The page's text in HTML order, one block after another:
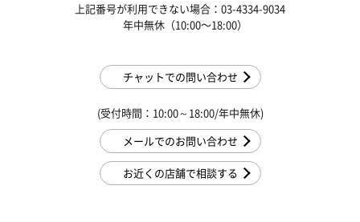
上記番号が利用できない場合：03-4334-9034
年中無休（10:00〜18:00）
チャットでの問い合わせ
(受付時間：10:00～18:00/年中無休)
メールでのお問い合わせ
お近くの店舗で相談する